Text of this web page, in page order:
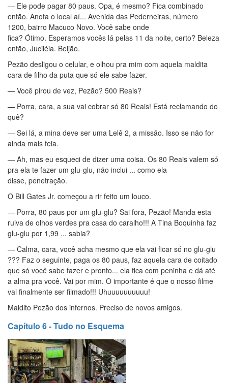
— Ele pode pagar 80 paus. Opa, é mesmo? Fica combinado
então. Anota o local aí... Avenida das Pederneiras, número
1200, bairro Macuco Novo. Você sabe onde
fica? Ótimo. Esperamos vocês lá pelas 11 da noite, certo? Beleza
então, Juciléia. Beijão.
Pezão desligou o celular, e olhou pra mim com aquela maldita
cara de filho da puta que só ele sabe fazer.
— Você pirou de vez, Pezão? 500 Reais?
— Porra, cara, a sua vai cobrar só 80 Reais! Está reclamando do
quê?
— Sei lá, a mina deve ser uma Lelê 2, a missão. Isso se não for
ainda mais feia.
— Ah, mas eu esqueci de dizer uma coisa. Os 80 Reais valem só
pra ela te fazer um glu-glu, não inclui ... como ela
disse, penetração.
O Bill Gates Jr. começou a rir feito um louco.
— Porra, 80 paus por um glu-glu? Sai fora, Pezão! Manda esta
ruiva de olhos verdes pra casa do caralho!!! A Tina Boquinha faz
glu-glu por 1,99 ... sabia?
— Calma, cara, você acha mesmo que ela vai ficar só no glu-glu
??? Faz o seguinte, paga os 80 paus, faz aquela cara de coitado
que só você sabe fazer e pronto... ela fica com peninha e dá até
a alma pra você. Vai por mim. O importante é que o nosso filme
vai finalmente ser filmado!!! Uhuuuuuuuuuu!
Maldito Pezão dos infernos. Preciso de novos amigos.
Capítulo 6 - Tudo no Esquema